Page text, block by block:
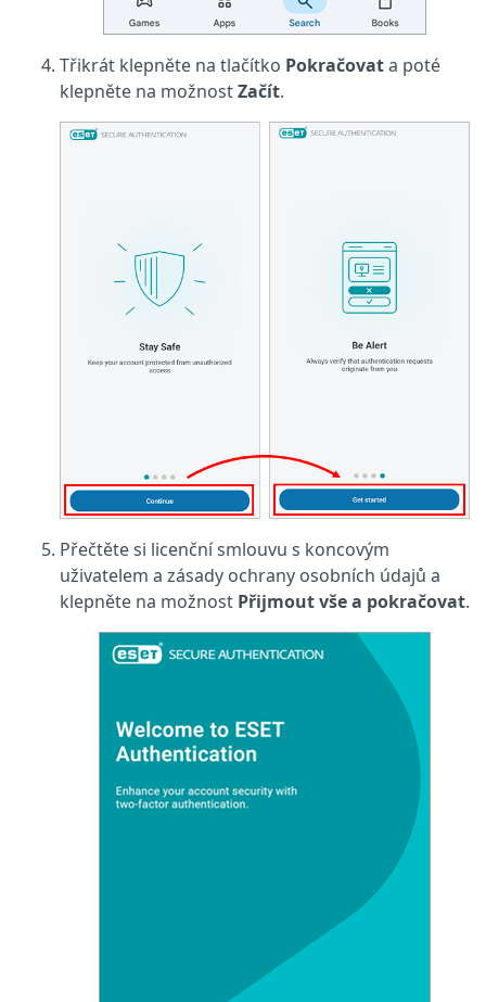
Třikrát klepněte na tlačítko Pokračovata poté
klepněte na možnostZačít.
Přečtěte si licenční smlouvu s koncovým
uživatelem a zásady ochrany osobních údajů a
klepněte na možnost Přijmout vše a pokračovat.